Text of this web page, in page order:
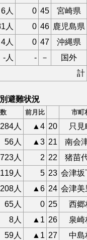
6人 0 45 宮崎県
人 0 46 鹿児島県
4人 0 47 沖縄県
-人 - － 国外
計
避難状況
前月比 市町
284人 ▲4 20 只見
56人 ▲3 21 南会
723人 2 22 猪苗
人 5 23 会津坂
208人 ▲6 24 会津美
65人 0 25 西郷
8人 ▲1 26 泉崎
59人 ▲1 27 中島